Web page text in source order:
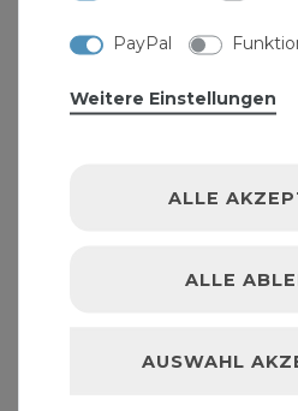
PayPal
Weitere Einstellungen
ALLE
ALLE
AUSWAHL